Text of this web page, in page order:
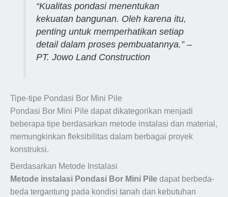
“Kualitas pondasi menentukan
kekuatan bangunan. Oleh karena itu,
penting untuk memperhatikan setiap
detail dalam proses pembuatannya.” –
PT. Jowo Land Construction
Tipe-tipe Pondasi Bor Mini Pile
Pondasi Bor Mini Pile dapat dikategorikan menjadi
beberapa tipe berdasarkan metode instalasi dan material,
memungkinkan fleksibilitas dalam berbagai proyek
konstruksi.
Berdasarkan Metode Instalasi
Metode instalasi Pondasi Bor Mini Pile dapat berbeda-
beda tergantung pada kondisi tanah dan kebutuhan